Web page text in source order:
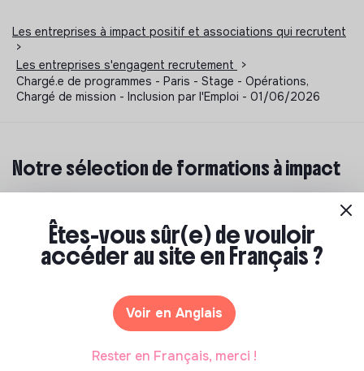
Les entreprises à impact positif et associations qui recrutent
>
Les entreprises s'engagent recrutement
>
Chargé.e de programmes - Paris - Stage - Opérations,
Chargé de mission - Inclusion par l'Emploi - 01/06/2026
Notre sélection de formations à impact
commencer ? Pas de panique, on te propose une
sélection de formations aux métiers de la transition
écologique et solidaire !
Êtes-vous sûr(e) de vouloir
accéder au site en Français ?
Voir en Anglais
Rester en Français, merci !